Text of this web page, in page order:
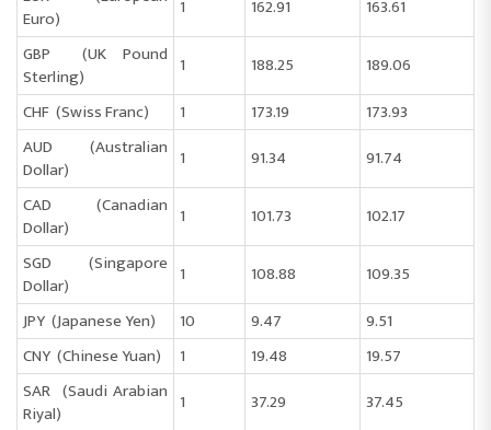
Euro)
1 162.91
163.61
GBP (UK Pound
Sterling)
1 188.25
189.06
CHF (Swiss Franc)
1 173.19
173.93
AUD (Australian
Dollar)
1 91.34
91.74
CAD (Canadian
Dollar)
1 101.73
102.17
SGD (Singapore
Dollar)
1 108.88
109.35
JPY (Japanese Yen)
10 9.47
9.51
CNY (Chinese Yuan)
1 19.48
19.57
SAR (Saudi Arabian
Riyal)
1 37.29
37.45